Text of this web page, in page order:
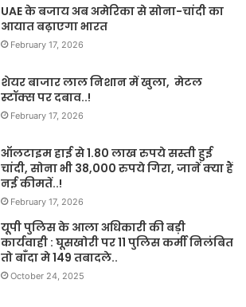
UAE के बजाय अब अमेरिका से सोना-चांदी का
आयात बढ़ाएगा भारत
February 17, 2026
शेयर बाजार लाल निशान में खुला, मेटल
स्टॉक्स पर दबाव..!
February 17, 2026
ऑलटाइम हाई से 1.80 लाख रुपये सस्ती हुई
चांदी, सोना भी 38,000 रुपये गिरा, जानें क्या हैं
नई कीमतें..!
February 17, 2026
यूपी पुलिस के आला अधिकारी की बड़ी
कार्यवाही : घूसखोरी पर 11 पुलिस कर्मी निलंबित
तो बाँदा मे 149 तबादले..
October 24, 2025